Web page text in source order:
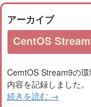
アーカイブ
CentOS
CemtOS Stream9の
内容を記録しました。
続きを読む →